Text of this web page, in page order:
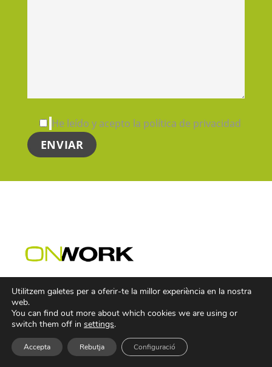
He leído y acepto la política de privacidad
Serveis
Utilitzem galetes per a oferir-te la millor experiència en la nostra
web.
You can find out more about which cookies we are using or
switch them off in settings.
Accepta Rebutja Configuració